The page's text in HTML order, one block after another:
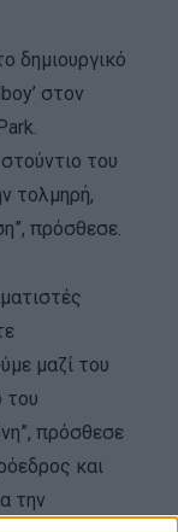
δημιουργικό
στον
του
τολμηρή,
πρόσθεσε.
μαζί του
του
πρόσθεσε
και
την